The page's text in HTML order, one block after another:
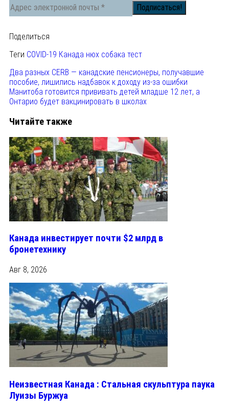
Поделиться
Теги COVID-19 Канада нюх собака тест
Два разных CERB — канадские пенсионеры, получавшие
пособие, лишились надбавок к доходу из-за ошибки
Манитоба готовится прививать детей младше 12 лет, а
Онтарио будет вакцинировать в школах
Читайте также
Канада инвестирует почти $2 млрд в
бронетехнику
Авг 8, 2026
Неизвестная Канада : Стальная скульптура паука
Луизы Буржуа